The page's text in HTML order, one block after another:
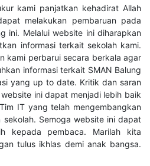
kami panjatkan kehadirat Allah
melakukan pembaruan pada
ini. Melalui website ini diharapkan
informasi terkait sekolah kami.
kami perbarui secara berkala agar
informasi terkait SMAN Balung
yang up to date. Kritik dan saran
ini dapat menjadi lebih baik
IT yang telah mengembangkan
Semoga website ini dapat
kepada pembaca. Marilah kita
tulus ikhlas demi anak bangsa.